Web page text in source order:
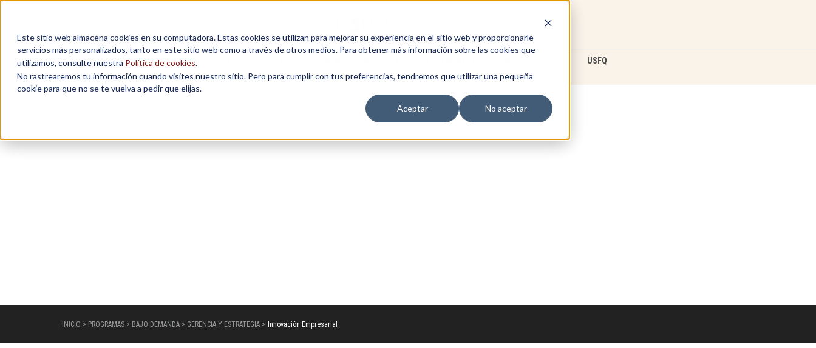
Este sitio web almacena cookies en su computadora. Estas cookies se utilizan para mejorar su experiencia en el sitio web y proporcionarle
servicios más personalizados, tanto en este sitio web como a través de otros medios. Para obtener más información sobre las cookies que
utilizamos, consulte nuestra Política de cookies.
No rastrearemos tu información cuando visites nuestro sitio. Pero para cumplir con tus preferencias, tendremos que utilizar una pequeña
cookie para que no se te vuelva a pedir que elijas.
Aceptar
No aceptar
USFQ
INICIO > PROGRAMAS > BAJO DEMANDA > GERENCIA Y ESTRATEGIA > Innovación Empresarial